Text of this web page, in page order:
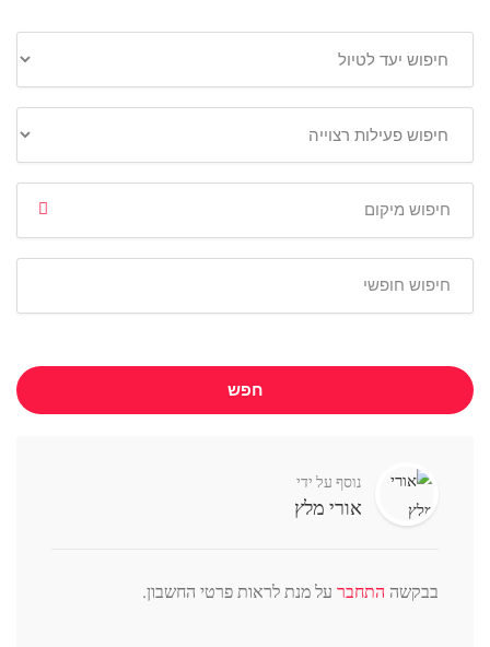
חפש
נוסף על ידי
אורי מלץ
בבקשה התחבר על מנת לראות פרטי החשבון.